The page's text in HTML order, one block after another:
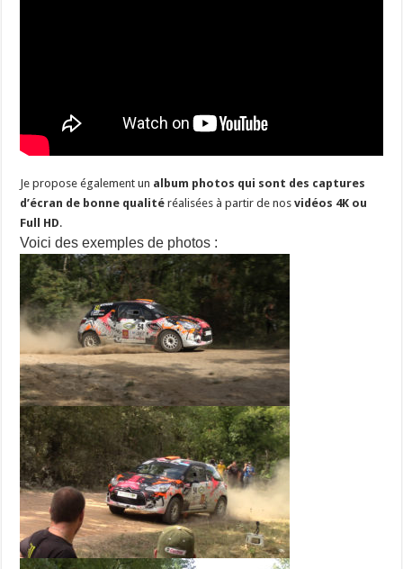
Je propose également un album photos qui sont des captures
d’écran de bonne qualité réalisées à partir de nosvidéos 4K ou
Full HD.
Voici des exemples de photos :